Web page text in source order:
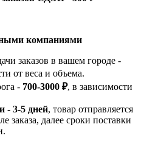
компаниями
заказов в вашем городе -
от веса и объема.
- 700-3000 ₽, в зависимости
- 3-5 дней, товар отправляется
заказа, далее сроки поставки